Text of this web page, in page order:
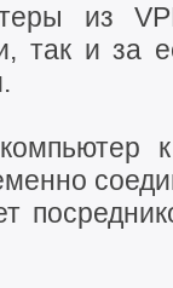
из
так и за